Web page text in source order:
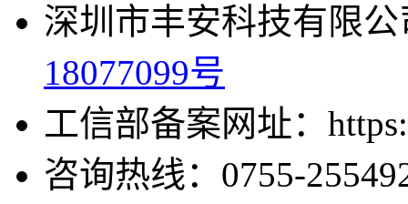
深圳市丰安科技有限
18077099号
工信部备案网址：
咨询热线：0755-